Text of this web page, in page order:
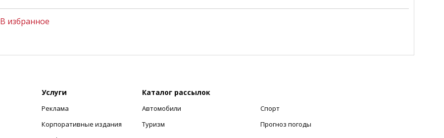
В избранное
Услуги
Реклама
Корпоративные издания
Каталог рассылок
Автомобили
Туризм
Спорт
Прогноз погоды